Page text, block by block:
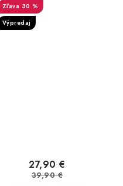
30 %
Výpredaj
27,90 €
39,90 €